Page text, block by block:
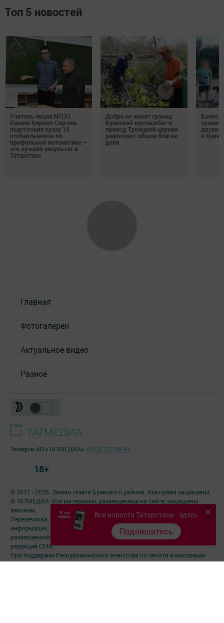
Топ 5 новостей
Учитель лицея №131
Казани Кирилл Сергеев
подготовил сразу 15
стобалльников по
профильной математике –
это лучший результат в
Татарстане
Добро не имеет границ:
Буинский мухтасибат и
приход Троицкой церкви
реализуют общие благие
дела
Более
травмы
в
Главная
Фотогалереи
Актуальное видео
Разное
Все новости Татарстана - здесь
Подпишитесь
© 2011 - 2026. Знамя газета Буинского района. Все права защищены.
© ТАТМЕДИА. Все материалы, размещенные на сайте, защищены
законом.
Перепечатка, воспроизведение и распространение в любом объеме
информации,
размещенной на сайте, возможна только с письменного согласия
редакций СМИ.
При поддержке Республиканского агентства по печати и массовым
коммуникациям.
Телефон АО «ТАТМЕДИА»: (843) 222 09 84
18+